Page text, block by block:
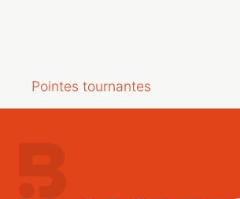
Pointes tournantes